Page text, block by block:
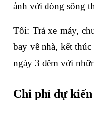
ảnh với dòng sông
Tối: Trả xe máy,
bay về nhà, kết thúc
ngày 3 đêm với
Chi phí dự kiến